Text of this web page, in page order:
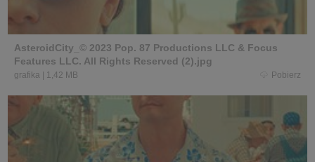
AsteroidCity_© 2023 Pop. 87 Productions LLC & Focus
Features LLC. All Rights Reserved (2).jpg
grafika 1,42 MB Pobierz